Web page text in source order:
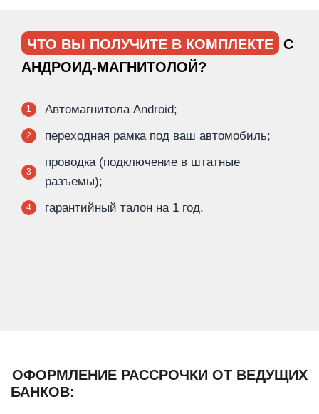
ЧТО ВЫ ПОЛУЧИТЕ В КОМПЛЕКТЕ
С
АНДРОИД-МАГНИТОЛОЙ?
1 Автомагнитола Android;
2 переходная рамка под ваш автомобиль;
3
проводка (подключение в штатные
разъемы);
4 гарантийный талон на 1 год.
ОФОРМЛЕНИЕ РАССРОЧКИ ОТ ВЕДУЩИХ
БАНКОВ: